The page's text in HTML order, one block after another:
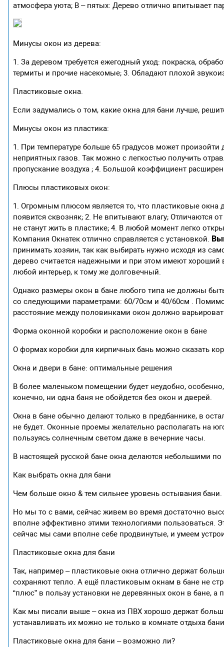
атмосфера уюта; В – пятых: Дерево отлично впитывает
Минусы окон из дерева:
1. За деревом требуется ежегодный уход: покраска,
термиты и прочие насекомые; 3. Обладают плохой
Пластиковые окна.
Если задумались о том, какие окна для бани лучше,
Минусы окон из пластика:
1. При температуре больше 65 градусов может
неприятных газов. Так можно с легкостью получить
пропускание воздуха ; 4. Большой коэффициент
Плюсы пластиковых окон:
1. Огромным плюсом является то, что пластиковые окна
появится сквозняк; 2. Не впитывают влагу; Отличаются
не станут жить в пластике; 4. В любой момент легко
Компания Окнатек отлично справляется с установкой.
принимать хозяин, так как выбирать нужно исходя из
дерево считается надежными и при этом имеют хороший
любой интерьер, к тому же долговечный.
Однако размеры окон в бане любого типа не должны
со следующими параметрами: 60/70см и 40/60см .
расстояние между половинками окон должно
Форма оконной коробки и расположение окон в бане
О формах коробки для кирпичных бань можно сказать
Окна и двери в бане: оптимальные решения
В более маленьком помещении будет неудобно,
конечно, ни одна баня не обойдется без окон и дверей.
Окна в бане обычно делают только в предбаннике, в
не будет. Оконные проемы желательно располагать на
пользуясь солнечным светом даже в вечерние часы.
В настоящей русской бане окна делаются небольшими по
Как выбрать окна для бани
Чем больше окно & тем сильнее уровень остывания бани.
Но мы то с вами, сейчас живем во время достаточно
вполне эффективно этими технологиями пользоваться.
сейчас мы сами вполне себе продвинутые, и умеем
Пластиковые окна для бани
Так, например – пластиковые окна отлично держат
сохраняют тепло. А ещё пластиковым окнам в бане не
“плюс” в пользу установки не деревянных окон в бане, а
Как мы писали выше – окна из ПВХ хорошо держат
устанавливать их можно не только в комнате отдыха
Пластиковые окна для бани – возможно ли?